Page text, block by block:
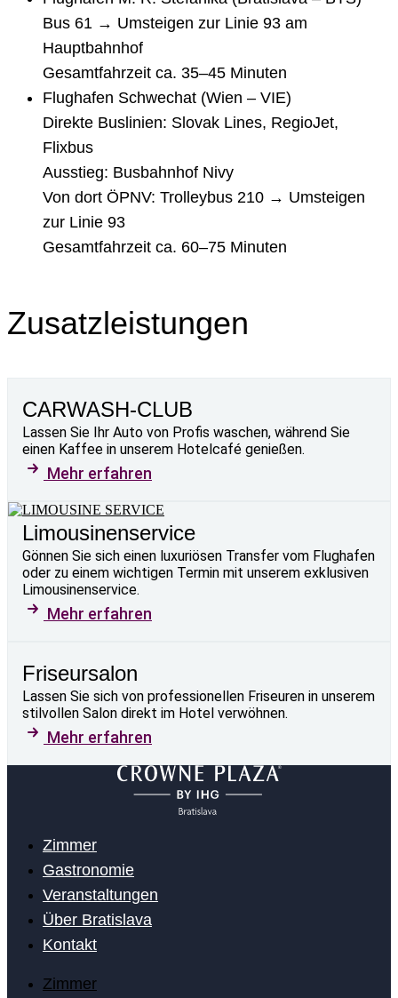
Bus 61 → Umsteigen zur Linie 93 am
Hauptbahnhof
Gesamtfahrzeit ca. 35–45 Minuten
Flughafen Schwechat (Wien – VIE)
Direkte Buslinien: Slovak Lines, RegioJet,
Flixbus
Ausstieg: Busbahnhof Nivy
Von dort ÖPNV: Trolleybus 210 → Umsteigen
zur Linie 93
Gesamtfahrzeit ca. 60–75 Minuten
Zusatzleistungen
CARWASH-CLUB
Lassen Sie Ihr Auto von Profis waschen, während Sie
einen Kaffee in unserem Hotelcafé genießen.
Mehr erfahren
Limousinenservice
Gönnen Sie sich einen luxuriösen Transfer vom Flughafen
oder zu einem wichtigen Termin mit unserem exklusiven
Limousinenservice.
Mehr erfahren
Friseursalon
Lassen Sie sich von professionellen Friseuren in unserem
stilvollen Salon direkt im Hotel verwöhnen.
Mehr erfahren
Zimmer
Gastronomie
Veranstaltungen
Über Bratislava
Kontakt
Zimmer